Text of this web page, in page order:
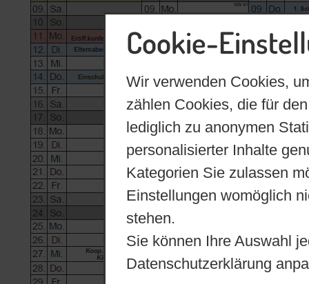
Cookie-
Wir verwenden Cookies,
zählen Cookies, die für
lediglich zu anonymen
personalisierter Inhalte
Kategorien Sie zulassen
Einstellungen womöglich
stehen.
Sie können Ihre Auswahl
Datenschutzerklärung